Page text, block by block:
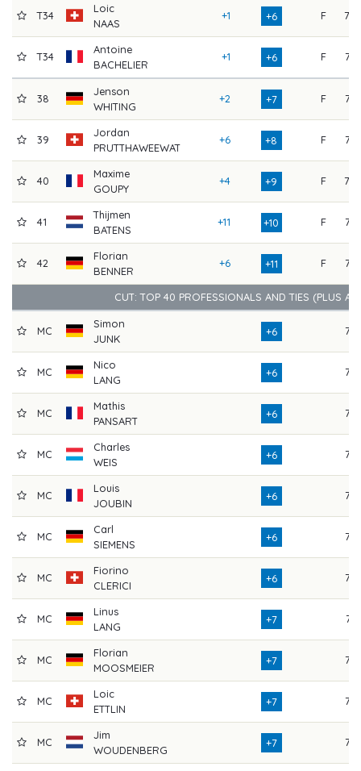
T34
Loic
NAAS
+1 +6 F 79
T34
Antoine
BACHELIER
+1 +6 F 75
38
Jenson
WHITING
+2 +7 F 75
39
Jordan
PRUTTHAWEEWAT
+6 +8 F 73
40
Maxime
GOUPY
+4 +9 F 78
41
Thijmen
BATENS
+11 +10 F 72
42
Florian
BENNER
+6 +11 F 76
CUT: TOP 40 PROFESSIONALS AND TIES (PLUS
MC
Simon
JUNK
+6 75
MC
Nico
LANG
+6 77
MC
Mathis
PANSART
+6 76
MC
Charles
WEIS
+6 75
MC
Louis
JOUBIN
+6 72
MC
Carl
SIEMENS
+6 75
MC
Fiorino
CLERICI
+6 75
MC
Linus
LANG
+7 74
MC
Florian
MOOSMEIER
+7 73
MC
Loic
ETTLIN
+7 76
MC
Jim
WOUDENBERG
+7 73